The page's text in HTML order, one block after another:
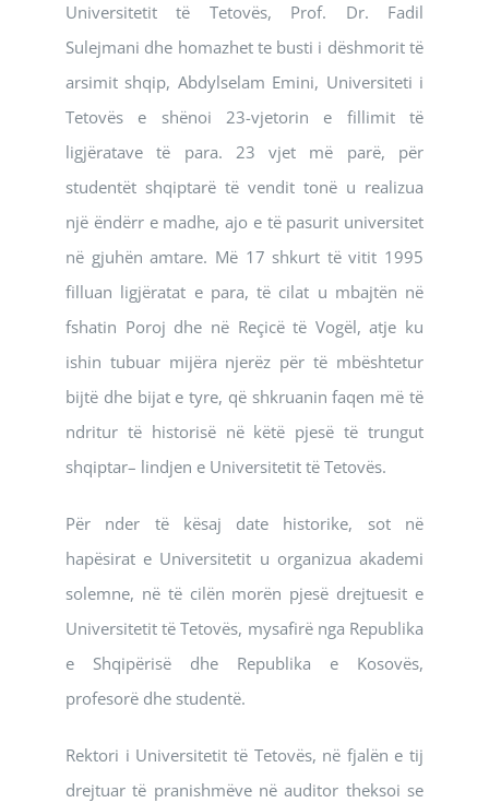
Universitetit të Tetovës, Prof. Dr. Fadil
Sulejmani dhe homazhet te busti i dëshmorit të
arsimit shqip, Abdylselam Emini, Universiteti i
Tetovës e shënoi 23-vjetorin e fillimit të
ligjëratave të para. 23 vjet më parë, për
studentët shqiptarë të vendit tonë u realizua
një ëndërr e madhe, ajo e të pasurit universitet
në gjuhën amtare. Më 17 shkurt të vitit 1995
filluan ligjëratat e para, të cilat u mbajtën në
fshatin Poroj dhe në Reçicë të Vogël, atje ku
ishin tubuar mijëra njerëz për të mbështetur
bijtë dhe bijat e tyre, që shkruanin faqen më të
ndritur të historisë në këtë pjesë të trungut
shqiptar– lindjen e Universitetit të Tetovës.
Për nder të kësaj date historike, sot në
hapësirat e Universitetit u organizua akademi
solemne, në të cilën morën pjesë drejtuesit e
Universitetit të Tetovës, mysafirë nga Republika
e Shqipërisë dhe Republika e Kosovës,
profesorë dhe studentë.
Rektori i Universitetit të Tetovës, në fjalën e tij
drejtuar të pranishmëve në auditor theksoi se